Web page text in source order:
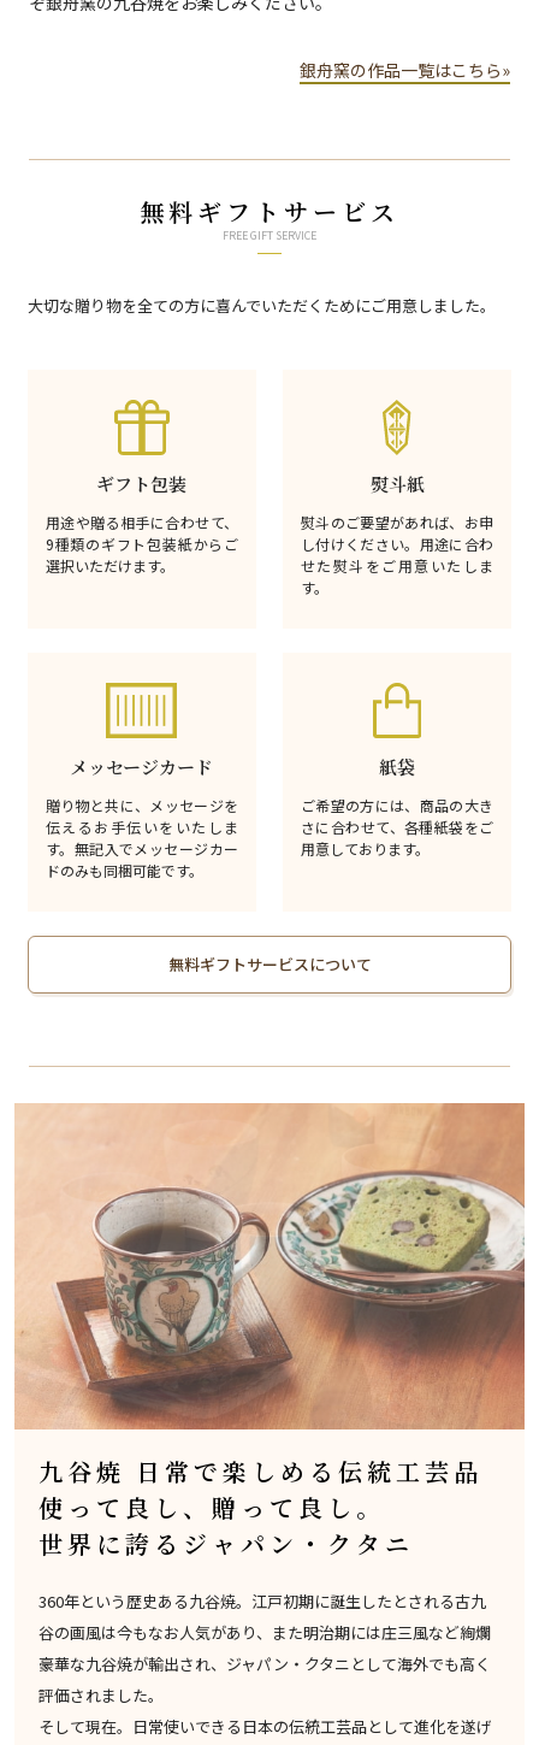
銀舟窯の作品一覧はこちら»
無料ギフトサービス
FREE GIFT SERVICE
大切な贈り物を全ての方に喜んでいただくためにご用意しました。
ギフト包装
用途や贈る相手に合わせて、
9種類のギフト包装紙からご
選択いただけます。
熨斗紙
熨斗のご要望があれば、お申
し付けください。用途に合わ
せた熨斗をご用意いたしま
す。
メッセージカード
贈り物と共に、メッセージを
伝えるお手伝いをいたしま
す。無記入でメッセージカー
ドのみも同梱可能です。
紙袋
ご希望の方には、商品の大き
さに合わせて、各種紙袋をご
用意しております。
無料ギフトサービスについて
九谷焼 日常で楽しめる伝統工芸品
使って良し、贈って良し。
世界に誇るジャパン・クタニ
360年という歴史ある九谷焼。江戸初期に誕生したとされる古九
谷の画風は今もなお人気があり、また明治期には庄三風など絢爛
豪華な九谷焼が輸出され、ジャパン・クタニとして海外でも高く
評価されました。
そして現在。日常使いできる日本の伝統工芸品として進化を遂げ